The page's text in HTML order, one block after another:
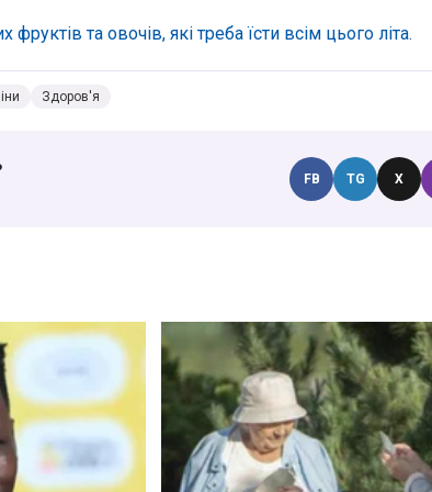
фруктів та овочів, які треба їсти всім цього літа.
Здоров'я
FB TG X